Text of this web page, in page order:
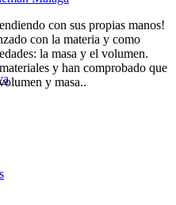
con sus propias manos!
con la materia y como
la masa y el volumen.
y han comprobado que
y masa..